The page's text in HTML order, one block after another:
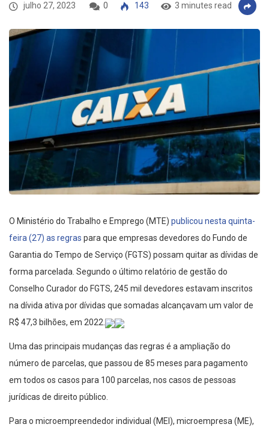
julho 27, 2023
0 143 3 minutes read
O Ministério do Trabalho e Emprego (MTE) publicou nesta quinta-
feira (27) as regras para que empresas devedores do Fundo de
Garantia do Tempo de Serviço (FGTS) possam quitar as dívidas de
forma parcelada. Segundo o último relatório de gestão do
Conselho Curador do FGTS, 245 mil devedores estavam inscritos
na dívida ativa por dívidas que somadas alcançavam um valor de
R$ 47,3 bilhões, em 2022.
Uma das principais mudanças das regras é a ampliação do
número de parcelas, que passou de 85 meses para pagamento
em todos os casos para 100 parcelas, nos casos de pessoas
jurídicas de direito público.
Para o microempreendedor individual (MEI), microempresa (ME),